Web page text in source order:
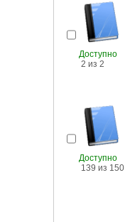
Доступно
2 из 2
Доступно
139 из 150